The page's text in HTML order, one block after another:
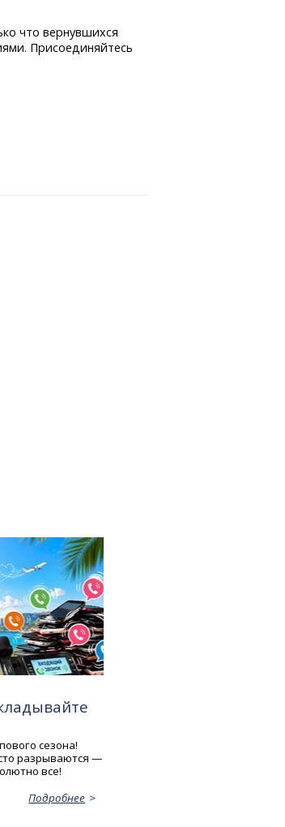
что вернувшихся
Присоединяйтесь
сезона!
разрываются —
все!
Подробнее